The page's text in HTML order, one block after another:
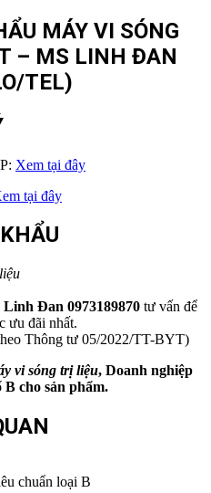
MÁY VI SÓNG
– MS LINH ĐAN
TEL)
Xem tại đây
tại đây
Linh Đan 0973189870 tư vấn để
ưu đãi nhất.
Thông tư 05/2022/TT-BYT)
vi sóng trị liệu, Doanh nghiệp
cho sản phẩm.
chuẩn loại B